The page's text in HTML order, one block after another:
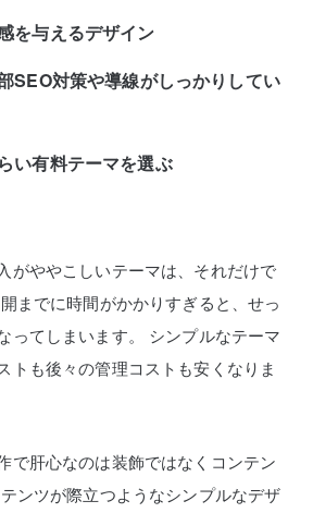
を与えるデザイン
SEO対策や導線がしっかりしてい
い有料テーマを選ぶ
がややこしいテーマは、それだけで
までに時間がかかりすぎると、せっ
てしまいます。
シンプルなテーマ
トも後々の管理コストも安くなりま
で肝心なのは装飾ではなくコンテン
ンツが際立つようなシンプルなデザ